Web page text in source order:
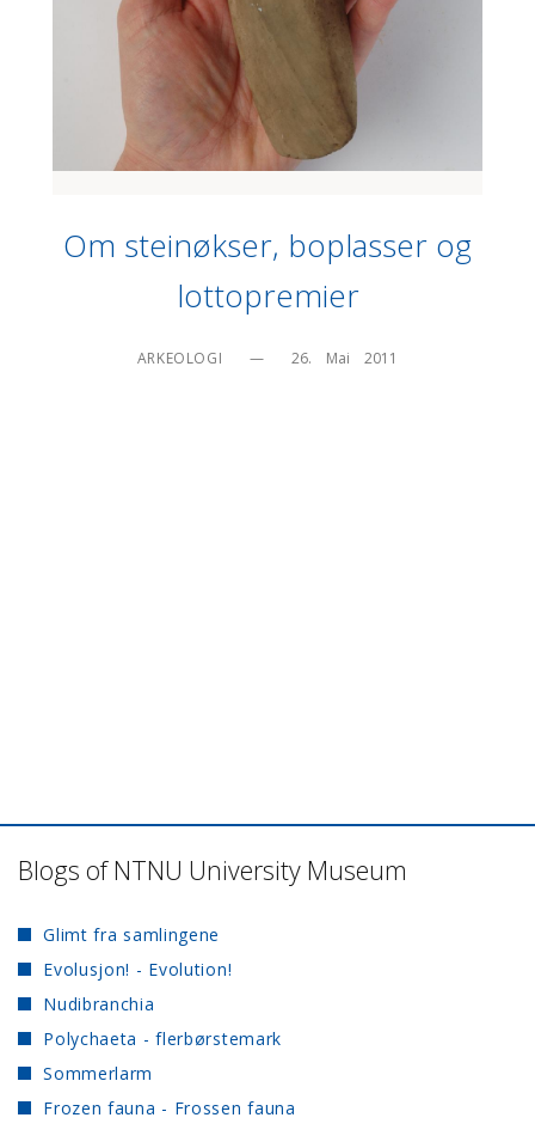
Om steinøkser, boplasser og
lottopremier
ARKEOLOGI — 26.    Mai    2011
Blogs of NTNU University Museum
Glimt fra samlingene
Evolusjon! - Evolution!
Nudibranchia
Polychaeta - flerbørstemark
Sommerlarm
Frozen fauna - Frossen fauna